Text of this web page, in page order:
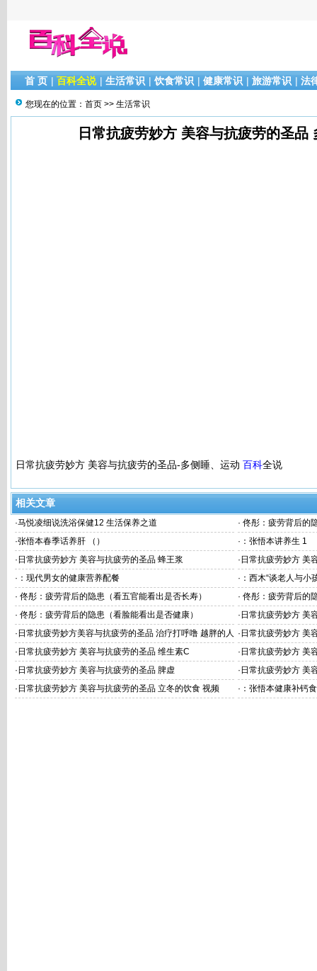
首 页 | 百科全说 | 生活常识 | 饮食常识 | 健康常识 | 旅游常识 | 法
您现在的位置： 首页 >> 生活常识
日常抗疲劳妙方 美容与抗疲劳的圣品
日常抗疲劳妙方 美容与抗疲劳的圣品-多侧睡、运动 百科全说
相关文章
·马悦凌细说洗浴保健12 生活保养之道 · 佟彤：疲劳背后的
命）
·张悟本春季话养肝 （） · ：张悟本讲养生 1
· 日常抗疲劳妙方 美容与抗疲劳的圣品 蜂王浆 · 日常抗疲劳妙方 美
· ：现代男女的健康营养配餐 · ：西木“谈老人与小
· 佟彤：疲劳背后的隐患（看五官能看出是否长寿） · 佟彤：疲劳背后的
· 佟彤：疲劳背后的隐患（看脸能看出是否健康） · 日常抗疲劳妙方 美
· 日常抗疲劳妙方美容与抗疲劳的圣品 治疗打呼噜 越胖的人
越打呼噜
· 日常抗疲劳妙方 美
· 日常抗疲劳妙方 美容与抗疲劳的圣品 维生素C · 日常抗疲劳妙方 美
观者
· 日常抗疲劳妙方 美容与抗疲劳的圣品 脾虚 · 日常抗疲劳妙方 美
· 日常抗疲劳妙方 美容与抗疲劳的圣品 立冬的饮食 视频 · ：张悟本健康补钙